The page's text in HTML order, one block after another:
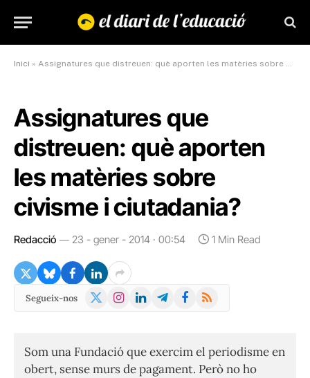
Inici » Assignatures que distreuen: què aporten les matèries sobre civisme i ciutadania?
Assignatures que
distreuen: què aporten
les matèries sobre
civisme i ciutadania?
Redacció 23 - gener - 2014 · 00:54 1 Min Read
Segueix-nos
X
Instagram
LinkedInTelegramFacebook
RSS
Som una Fundació que exercim el periodisme en
obert, sense murs de pagament. Però no ho